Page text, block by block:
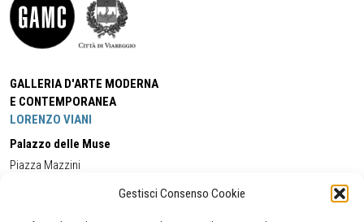
Gestisci Consenso Cookie
GALLERIA D'ARTE MODERNA
E CONTEMPORANEA
LORENZO VIANI
Palazzo delle Muse
Piazza Mazzini
Cell:+39 338 5714978 (orario apertura Galleria)